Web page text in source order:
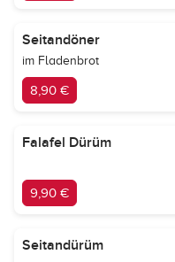
Seitandöner
im Fladenbrot
8,90 €
Falafel Dürüm
9,90 €
Seitandürüm